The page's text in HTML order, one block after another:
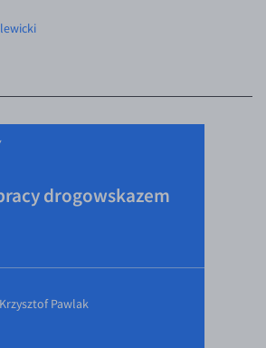
drogowskazem
Krzysztof Pawlak